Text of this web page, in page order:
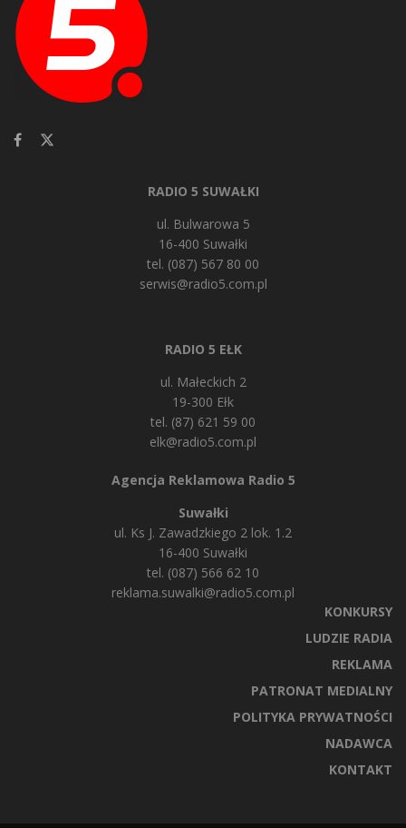
RADIO 5 SUWAŁKI
ul. Bulwarowa 5
16-400 Suwałki
tel. (087) 567 80 00
serwis@radio5.com.pl
RADIO 5 EŁK
ul. Małeckich 2
19-300 Ełk
tel. (87) 621 59 00
elk@radio5.com.pl
Agencja Reklamowa Radio 5
Suwałki
ul. Ks J. Zawadzkiego 2 lok. 1.2
16-400 Suwałki
tel. (087) 566 62 10
reklama.suwalki@radio5.com.pl
KONKURSY
LUDZIE RADIA
REKLAMA
PATRONAT MEDIALNY
POLITYKA PRYWATNOŚCI
NADAWCA
KONTAKT